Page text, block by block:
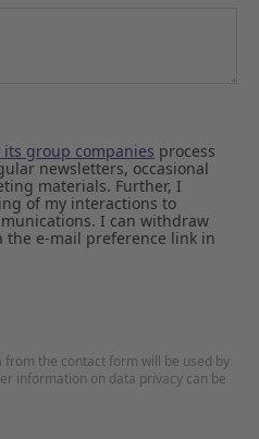
its group companies process
newsletters, occasional
materials. Further, I
of my interactions to
I can withdraw
the e-mail preference link in
from the contact form will be used by
information on data privacy can be